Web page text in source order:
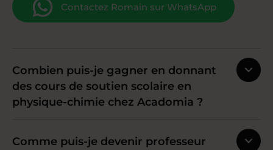
Contactez Romain sur WhatsApp
Combien puis-je gagner en donnant
des cours de soutien scolaire en
physique-chimie chez Acadomia ?
Comme puis-je devenir professeur